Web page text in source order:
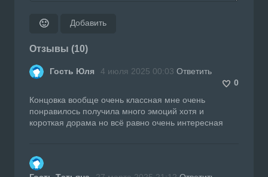
🙂 Добавить
Отзывы (10)
Гость Юля 4 июля 2025 00:03 Ответить
0
Концовка вообще очень классная мне очень
понравилось получила много эмоций хотя и
короткая дорама но всё равно очень интересная